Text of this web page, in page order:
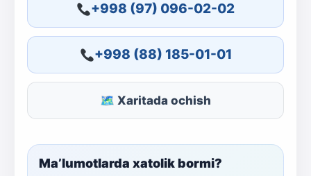
+998 (97) 096-02-02
+998 (88) 185-01-01
🗺 Xaritada ochish
Ma’lumotlarda xatolik bormi?